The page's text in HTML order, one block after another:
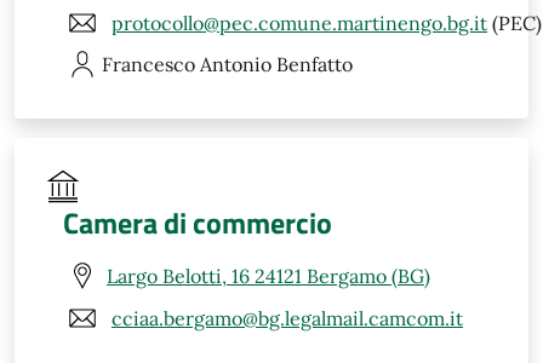
protocollo@pec.comune.martinengo.bg.it (PEC)
Francesco Antonio Benfatto
Camera di commercio
Largo Belotti, 16 24121 Bergamo (BG)
cciaa.bergamo@bg.legalmail.camcom.it